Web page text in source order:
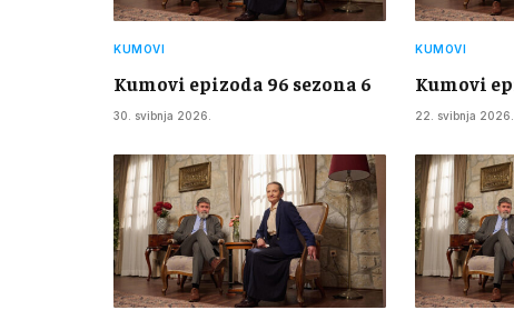
KUMOVI
Kumovi epizoda 96 sezona 6
30. svibnja 2026.
KUMOVI
Kumovi
22. svibnja 2026.